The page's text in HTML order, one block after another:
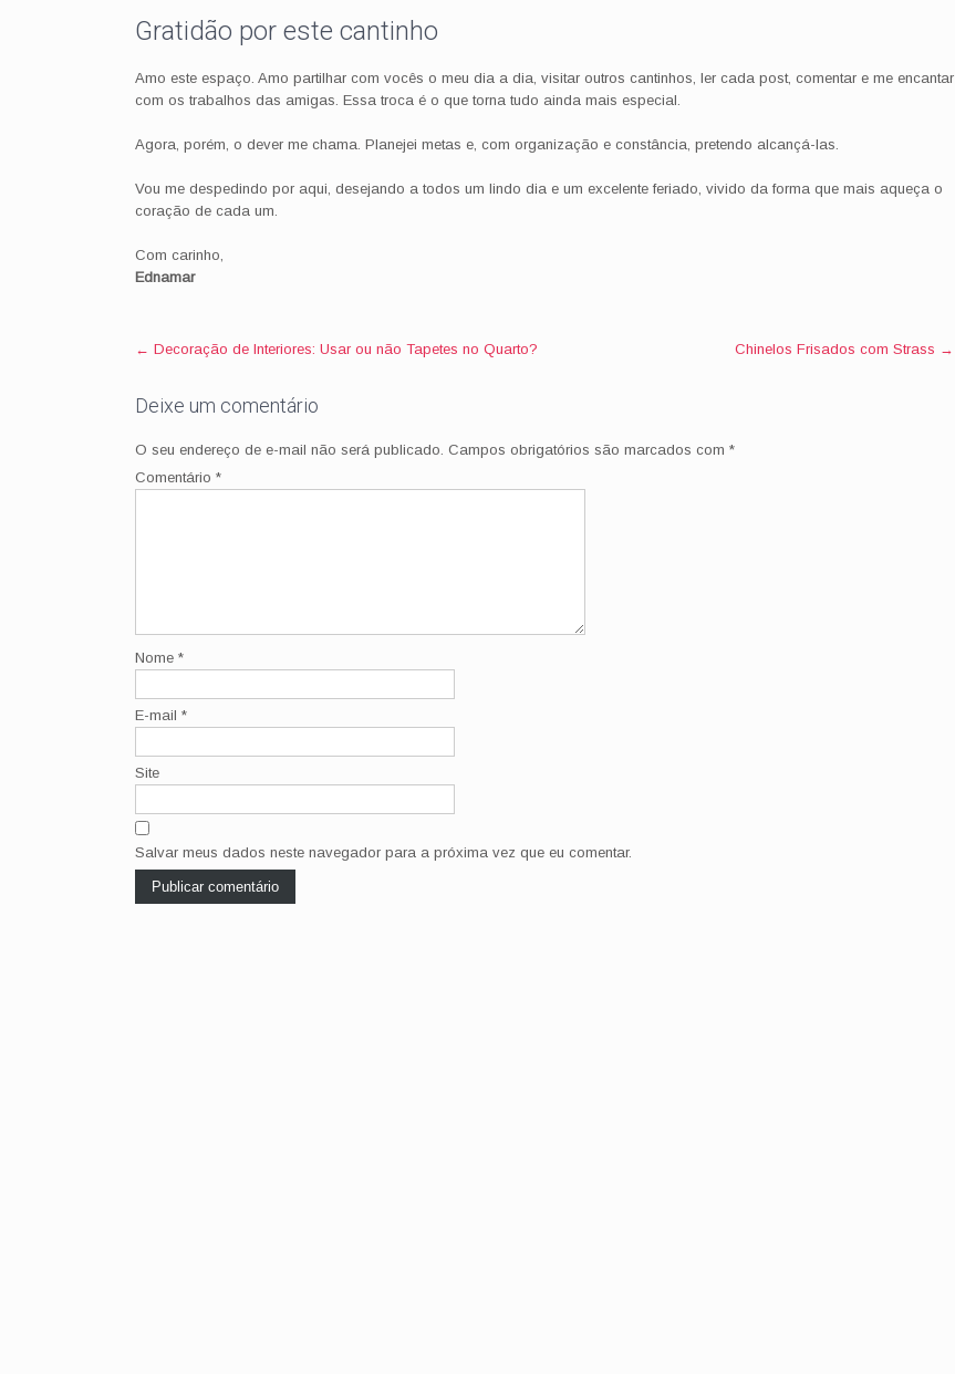
Gratidão por este cantinho
Amo este espaço. Amo partilhar com vocês o meu dia a dia, visitar outros cantinhos, ler cada post, comentar e me encantar
com os trabalhos das amigas. Essa troca é o que torna tudo ainda mais especial.
Agora, porém, o dever me chama. Planejei metas e, com organização e constância, pretendo alcançá-las.
Vou me despedindo por aqui, desejando a todos um lindo dia e um excelente feriado, vivido da forma que mais aqueça o
coração de cada um.
Com carinho,
Ednamar
Post
← Decoração de Interiores: Usar ou não Tapetes no Quarto? Chinelos Frisados com Strass →
Deixe um comentário
O seu endereço de e-mail não será publicado. Campos obrigatórios são marcados com *
Comentário *
Nome *
E-mail *
Site
Salvar meus dados neste navegador para a próxima vez que eu comentar.